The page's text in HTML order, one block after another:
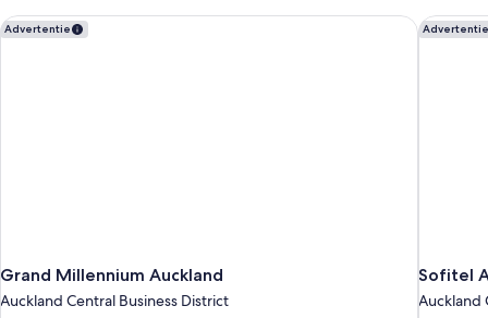
Advertentie
Grand Millennium Auckland
Auckland Central Business District
Grand Millennium Auckland Advertentie
Sofitel
Auckland
Sofitel